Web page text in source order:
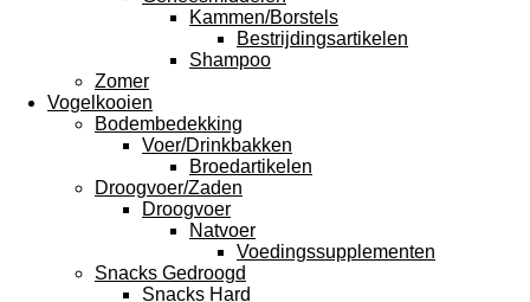
Kammen/Borstels
Bestrijdingsartikelen
Shampoo
Zomer
Vogelkooien
Bodembedekking
Voer/Drinkbakken
Broedartikelen
Droogvoer/Zaden
Droogvoer
Natvoer
Voedingssupplementen
Snacks Gedroogd
Snacks Hard